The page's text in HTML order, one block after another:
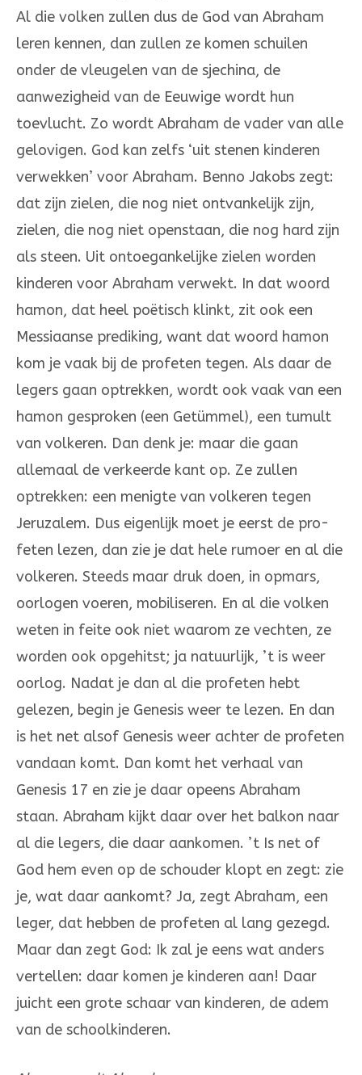
Al die volken zullen dus de God van Abraham
leren kennen, dan zullen ze komen schuilen
onder de vleugelen van de sjechina, de
aanwezigheid van de Eeuwige wordt hun
toevlucht. Zo wordt Abra­ham de vader van alle
gelovigen. God kan zelfs ‘uit ste­nen kinderen
verwekken’ voor Abraham. Benno Jakobs zegt:
dat zijn zie­len, die nog niet ontvankelijk zijn,
zielen, die nog niet openstaan, die nog hard zijn
als steen. Uit ontoegankelijke zielen worden
kinderen voor Abraham verwekt. In dat woord
hamon, dat heel poëtisch klinkt, zit ook een
Messiaanse pre­diking, want dat woord hamon
kom je vaak bij de profeten tegen. Als daar de
legers gaan optrekken, wordt ook vaak van een
ha­mon ge­spro­­ken (een Getümmel), een tumult
van volkeren. Dan denk je: maar die gaan
allemaal de verkeerde kant op. Ze zullen
optrekken: een me­nig­­te van volkeren tegen
Jeruzalem. Dus ei­gen­lijk moet je eerst de pro­
feten lezen, dan zie je dat hele rumoer en al die
volkeren. Steeds maar druk doen, in opmars,
oorlogen voeren, mobiliseren. En al die volken
weten in feite ook niet waar­­om ze vechten, ze
worden ook opgehitst; ja natuur­lijk, ’t is weer
oorlog. Nadat je dan al die profeten hebt
gelezen, begin je Genesis weer te le­zen. En dan
is het net alsof Genesis weer achter de pro­feten
vandaan komt. Dan komt het verhaal van
Genesis 17 en zie je daar opeens Abraham
staan. Abraham kijkt daar over het bal­kon naar
al die legers, die daar aankomen. ’t Is net of
God hem even op de schouder klopt en zegt: zie
je, wat daar aankomt? Ja, zegt Abraham, een
leger, dat hebben de profe­ten al lang gezegd.
Maar dan zegt God: Ik zal je eens wat anders
ver­tel­len: daar ko­men je kinderen aan! Daar
juicht een grote schaar van kinderen, de adem
van de school­kin­de­ren.